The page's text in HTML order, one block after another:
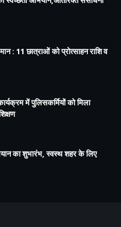
: 11 छात्राओं को प्रोत्साहन राशि व
में पुलिसकर्मियों को मिला
का शुभारंभ, स्वस्थ शहर के लिए